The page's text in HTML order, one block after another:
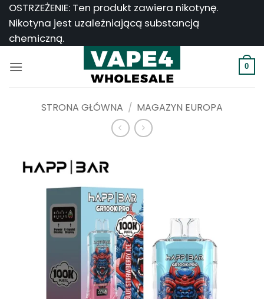
Przejdź
do
treści
OSTRZEŻENIE: Ten produkt zawiera nikotynę.
Nikotyna jest uzależniającą substancją
chemiczną.
0
STRONA GŁÓWNA / MAGAZYN EUROPA